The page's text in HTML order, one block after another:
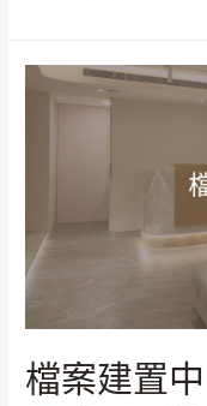
檔案建置中